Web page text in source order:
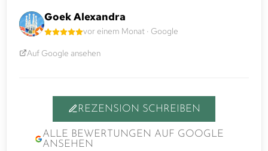
Goek Alexandra
vor einem Monat · Google
Auf Google ansehen
REZENSION SCHREIBEN
ALLE BEWERTUNGEN AUF GOOGLE
ANSEHEN